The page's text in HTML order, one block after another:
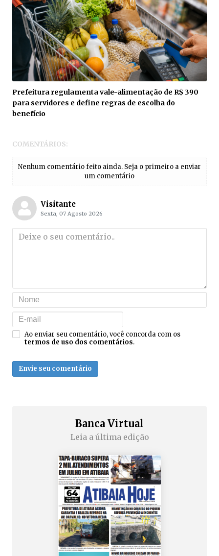
Prefeitura regulamenta vale-alimentação de R$ 390
para servidores e define regras de escolha do
benefício
COMENTÁRIOS:
Nenhum comentário feito ainda. Seja o primeiro a enviar
um comentário
Visitante
Sexta, 07 Agosto 2026
Ao enviar seu comentário, você concorda com os
termos de uso dos comentários.
Envie seu comentário
Banca Virtual
Leia a última edição